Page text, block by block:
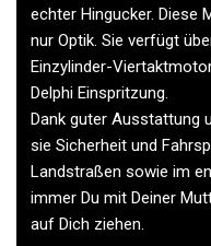
echter Hingucker. Diese
nur Optik. Sie verfügt
Einzylinder-
Delphi Einspritzung.
Dank guter Ausstattung
sie Sicherheit und
Landstraßen sowie im
immer Du mit Deiner
auf Dich ziehen.